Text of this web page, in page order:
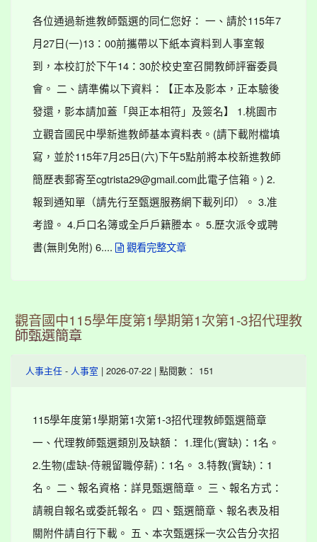
各位通過新進教師甄選的同仁您好： 一、請於115年7
月27日(一)13：00前攜帶以下紙本資料到人事室報
到，本校訂於下午14：30於校史室召開教師評審委員
會。 二、請準備以下資料：【正本及影本，正本驗後
發還，影本請加蓋「與正本相符」及簽名】 1.桃園市
立觀音國民中學新進教師基本資料表。(請下載附檔填
寫，並於115年7月25日(六)下午5點前將本校新進教師
簡歷表郵寄至cgtrista29@gmail.com此電子信箱。) 2.
報到通知單（請先行至甄選服務網下載列印）。 3.准
考證。 4.戶口名簿或全戶戶籍謄本。 5.歷次派令或聘
書(無則免附) 6....
觀看完整文章
觀音國中115學年度第1學期第1次第1-3招代理教
師甄選簡章
人事主任 - 人事室 | 2026-07-22 | 點閱數： 151
115學年度第1學期第1次第1-3招代理教師甄選簡章
一、代理教師甄選類別及缺額： 1.理化(實缺)：1名。
2.生物(虛缺-侍親留職停薪)：1名。 3.特教(實缺)：1
名。 二、報名資格：詳見甄選簡章。 三、報名方式：
請親自報名或委託報名。 四、甄選簡章、報名表及相
關附件請自行下載。 五、本次甄選採一次公告分次招